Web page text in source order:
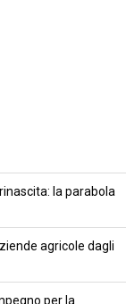
la parabola
agricole dagli
per la